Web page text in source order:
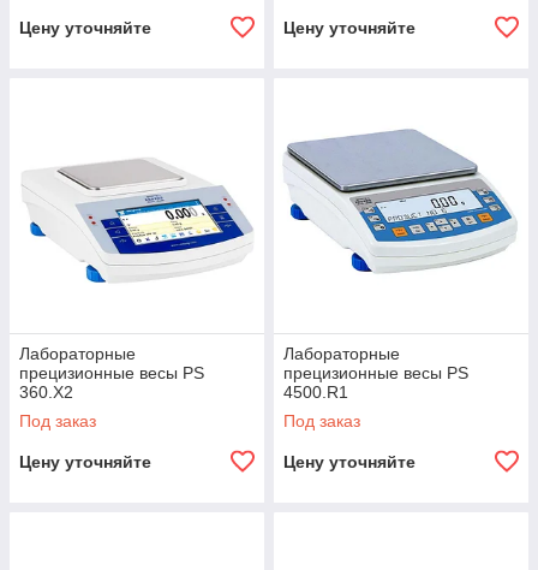
Цену уточняйте Цену уточняйте
Лабораторные
прецизионные весы PS
360.X2
Под заказ
Цену уточняйте
Лабораторные
прецизионные весы PS
4500.R1
Под заказ
Цену уточняйте